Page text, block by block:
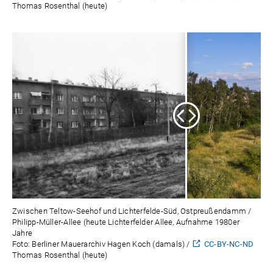
Thomas Rosenthal (heute)
Zwischen Teltow-Seehof und Lichterfelde-Süd, Ostpreußendamm /
Philipp-Müller-Allee (heute Lichterfelder Allee, Aufnahme 1980er
Jahre
Foto: Berliner Mauerarchiv Hagen Koch (damals) /
CC-BY-NC-ND
Thomas Rosenthal (heute)